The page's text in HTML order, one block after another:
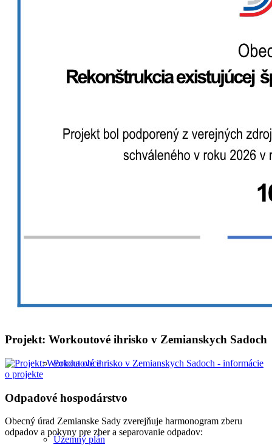
Školstvo
Poloha obce
Územný plán
Projekt: Workoutové ihrisko v Zemianskych Sadoch
Odpadové hospodárstvo
Obecný úrad Zemianske Sady zverejňuje harmonogram zberu
odpadov a pokyny pre zber a separovanie odpadov: